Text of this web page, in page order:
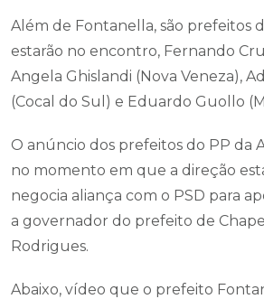
Além de Fontanella, são prefeitos
estarão no encontro, Fernando
Angela Ghislandi (Nova Veneza),
(Cocal do Sul) e Eduardo Guollo
O anúncio dos prefeitos do PP da
no momento em que a direção
negocia aliança com o PSD para
a governador do prefeito de
Rodrigues.
Abaixo, vídeo que o prefeito